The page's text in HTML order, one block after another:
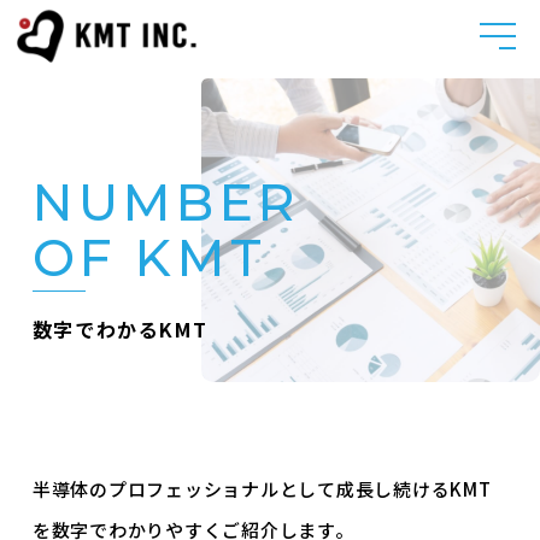
NUMBER
OF KMT
数字でわかるKMT
半導体のプロフェッショナルとして成長し続けるKMT
を数字でわかりやすくご紹介します。